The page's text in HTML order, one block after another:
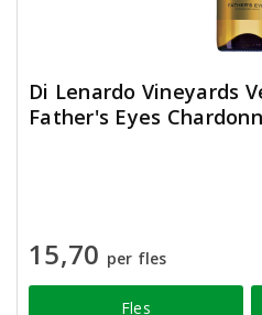
Di Lenardo Vineyards
Father's Eyes
15,70 per fles
Fles